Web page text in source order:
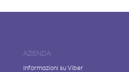
AZIENDA
Informazioni su Viber